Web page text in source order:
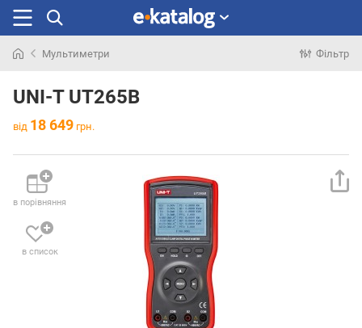
раніше
Мультиметри Фільтр
UNI-T UT265B
від 18 649 грн.
в порівняння
в список